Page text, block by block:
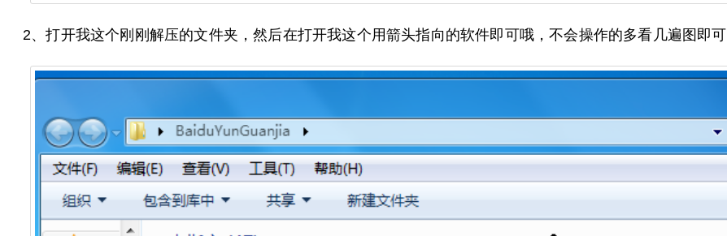
2、打开我这个刚刚解压的文件夹，然后在打开我这个用箭头指向的软件即可哦，不会操作的多看几遍图即可